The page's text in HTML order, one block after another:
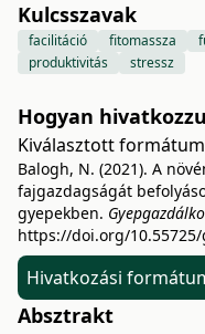
Kulcsszavak
facilitáció fitomassza
produktivitás
stressz
Hogyan
Kiválasztott
Balogh, N. (2021). A
fajgazdagságát
gyepekben.
https://doi.org/
Hivatkozási
Absztrakt